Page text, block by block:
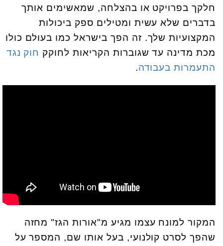
חלקך בפרויקט או בהצלחה, שמאשימים אותך
בדברים שלא עשית ומטילים ספק ביכולות
המקצועיות שלך. זה הפך בישראל כמו בעולם כולו
מכת מדינה עד שגוברות הקריאות לחוקק חוק נגד
התעמרות בעבודה.
המקור למונח עצמו מגיע מ"אורות הגז" מחזה
שהפך לסרט קולנועי, בעל אותו שם, המספר על